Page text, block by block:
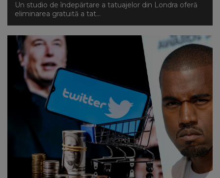
Un studio de îndepărtare a tatuajelor din Londra oferă
eliminarea gratuită a tat...